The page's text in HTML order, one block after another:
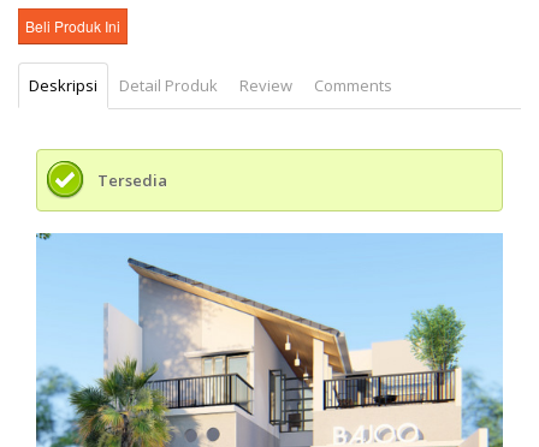
Deskripsi Detail Produk Review Comments
Tersedia